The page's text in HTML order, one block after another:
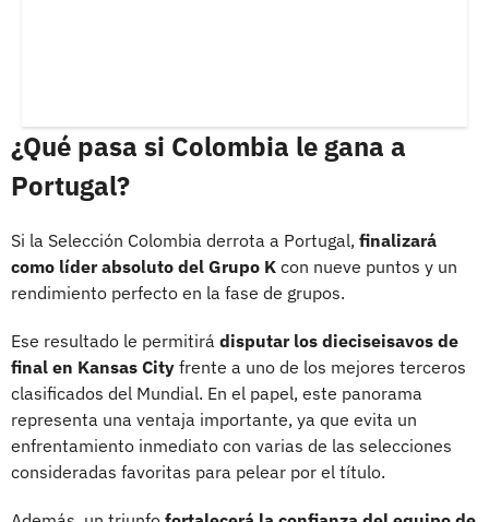
¿Qué pasa si Colombia le gana a
Portugal?
Si la Selección Colombia derrota a Portugal, finalizará
como líder absoluto del Grupo K con nueve puntos y un
rendimiento perfecto en la fase de grupos.
Ese resultado le permitirá disputar los dieciseisavos de
final en Kansas City frente a uno de los mejores terceros
clasificados del Mundial. En el papel, este panorama
representa una ventaja importante, ya que evita un
enfrentamiento inmediato con varias de las selecciones
consideradas favoritas para pelear por el título.